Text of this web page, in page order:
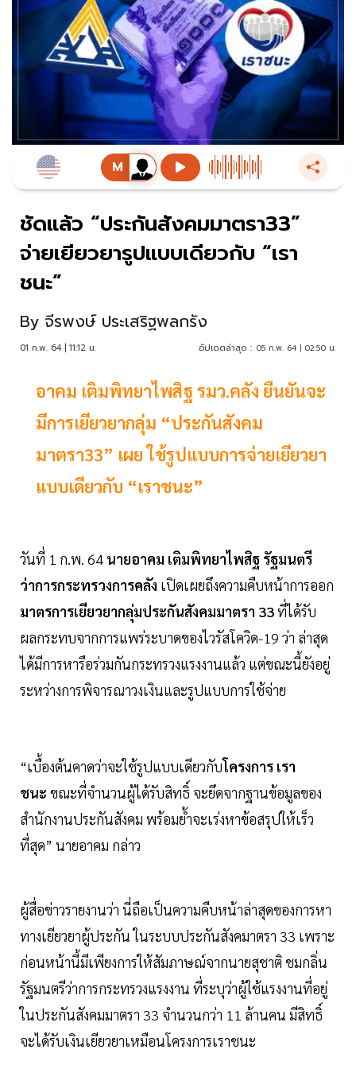
ชัดแล้ว “ประกันสังคมมาตรา33”
จ่ายเยียวยารูปแบบเดียวกับ “เรา
ชนะ”
By จีรพงษ์ ประเสริฐพลกรัง
01 ก.พ. 64 | 11:12 น. อัปเดตล่าสุด : 05 ก.พ. 64 | 02:50 น.
อาคม เติมพิทยาไพสิฐ รมว.คลัง ยืนยันจะ
มีการเยียวยากลุ่ม “ประกันสังคม
มาตรา33” เผย ใช้รูปแบบการจ่ายเยียวยา
แบบเดียวกับ “เราชนะ”
วันที่ 1 ก.พ. 64 นายอาคม เติมพิทยาไพสิฐ รัฐมนตรี
ว่าการกระทรวงการคลัง เปิดเผยถึงความคืบหน้าการออก
มาตรการเยียวยากลุ่มประกันสังคมมาตรา 33ที่ได้รับ
ผลกระทบจากการแพร่ระบาดของไวรัสโควิด-19 ว่า ล่าสุด
ได้มีการหารือร่วมกันกระทรวงแรงงานแล้ว แต่ขณะนี้ยังอยู่
ระหว่างการพิจารณาวงเงินและรูปแบบการใช้จ่าย
“เบื้องต้นคาดว่าจะใช้รูปแบบเดียวกับโครงการ เรา
ชนะ ขณะที่จำนวนผู้ได้รับสิทธิ์ จะยึดจากฐานข้อมูลของ
สำนักงานประกันสังคม พร้อมย้ำจะเร่งหาข้อสรุปให้เร็ว
ที่สุด” นายอาคม กล่าว
ผู้สื่อข่าวรายงานว่า นี่ถือเป็นความคืบหน้าล่าสุดของการหา
ทางเยียวยาผู้ประกัน ในระบบประกันสังคมาตรา 33 เพราะ
ก่อนหน้านี้มีเพียงการให้สัมภาษณ์จากนายสุชาติ ชมกลิ่น
รัฐมนตรีว่าการกระทรวงแรงงาน ที่ระบุว่าผู้ใช้แรงงานที่อยู่
ในประกันสังคมมาตรา 33 จำนวนกว่า 11 ล้านคน มีสิทธิ์
จะได้รับเงินเยียวยาเหมือนโครงการเราชนะ